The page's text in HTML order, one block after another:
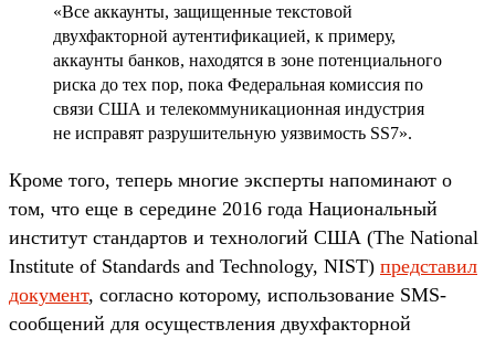
«Все аккаунты, защищенные текстовой
двухфакторной аутентификацией, к примеру,
аккаунты банков, находятся в зоне потенциального
риска до тех пор, пока Федеральная комиссия по
связи США и телекоммуникационная индустрия
не исправят разрушительную уязвимость SS7».
Кроме того, теперь многие эксперты напоминают о
том, что еще в середине 2016 года Национальный
институт стандартов и технологий США (The National
Institute of Standards and Technology, NIST) представил
документ, согласно которому, использование SMS-
сообщений для осуществления двухфакторной